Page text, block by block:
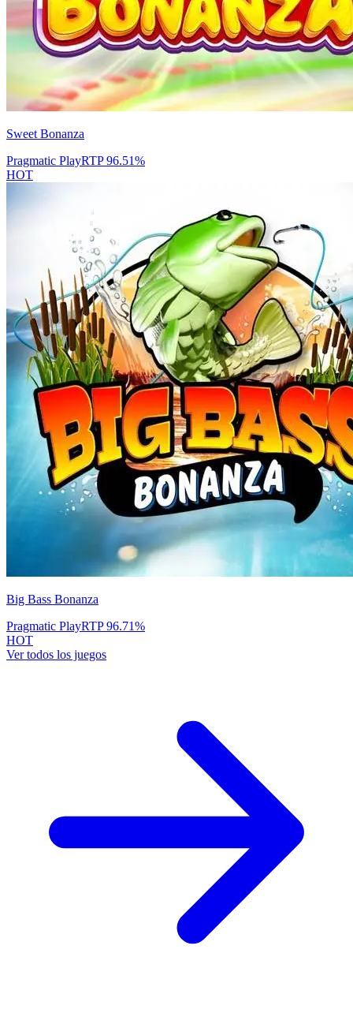
Sweet Bonanza
Pragmatic PlayRTP96.51%
HOT
Big Bass Bonanza
Pragmatic PlayRTP96.71%
HOT
Ver todos los juegos